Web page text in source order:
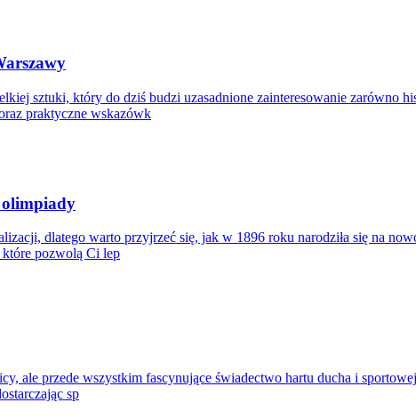
sztuki, który do dziś budzi uzasadnione zainteresowanie zarówno
praktyczne wskazówk
olimpiady
dlatego warto przyjrzeć się, jak w 1896 roku narodziła się na
pozwolą Ci lep
ale przede wszystkim fascynujące świadectwo hartu ducha i
sp